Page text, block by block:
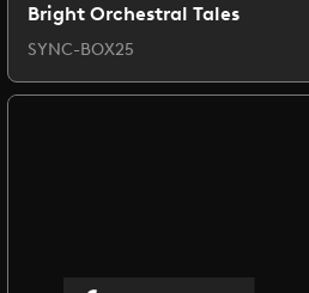
Bright Orchestral Tales
SYNC-BOX25